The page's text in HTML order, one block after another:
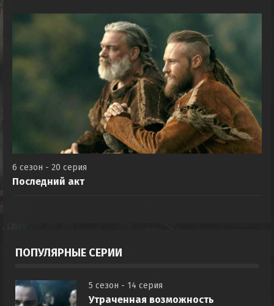
6 сезон - 20 серия
Последний акт
ПОПУЛЯРНЫЕ СЕРИИ
5 сезон - 14 серия
Утраченная возможность